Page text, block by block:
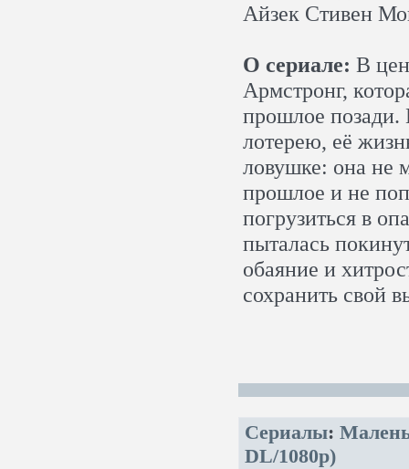
Айзек Стивен
О сериале: В
Армстронг,
прошлое позади.
лотерею, её
ловушке: она не
прошлое и не
погрузиться в
пыталась
обаяние и
сохранить свой
Сериалы:
DL/1080p)